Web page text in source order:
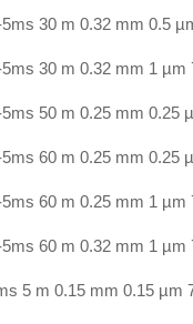
30 m 0.32 mm 0.5
30 m 0.32 mm 1 µm
50 m 0.25 mm 0.25
60 m 0.25 mm 0.25
60 m 0.25 mm 1 µm
60 m 0.32 mm 1 µm
5 m 0.15 mm 0.15 µm